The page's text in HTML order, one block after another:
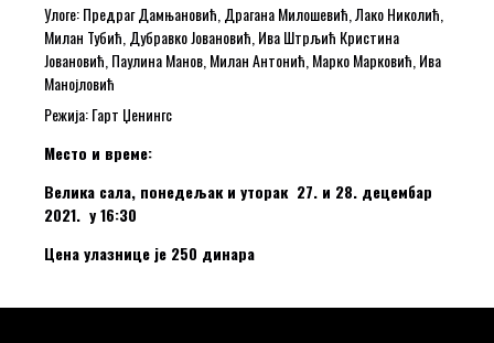
Улоге: Предраг Дамњановић, Драгана Милошевић, Лако Николић,
Милан Тубић, Дубравко Јовановић, Ива Штрљић Кристина
Јовановић, Паулина Манов, Милан Антонић, Марко Марковић, Ива
Манојловић
Режија: Гарт Џенингс
Место и време:
Велика сала, понедељак и уторак 27. и 28. децембар
2021. у 16:30
Цена улазнице је 250 динара